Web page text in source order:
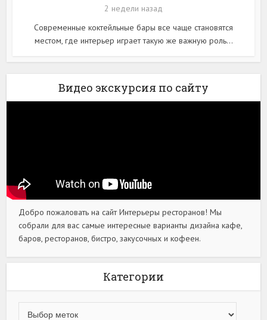
2 недели назад
Современные коктейльные бары все чаще становятся
местом, где интерьер играет такую же важную роль...
Видео экскурсия по сайту
Добро пожаловать на сайт Интерьеры ресторанов! Мы
собрали для вас самые интересные варианты дизайна кафе,
баров, ресторанов, бистро, закусочных и кофеен.
Категории